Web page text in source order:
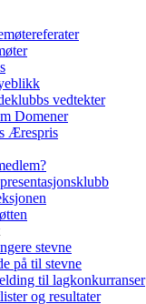
vedtekter
Domener
Ærespris
stevne
på til stevne
til lagkonkurranser
og resultater